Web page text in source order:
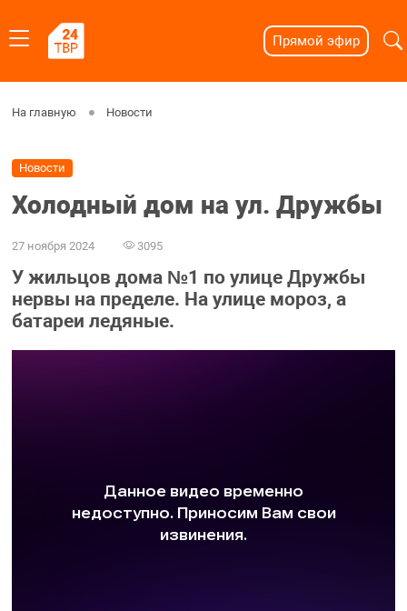
Прямой эфир
На главную Новости
Новости
Холодный дом на ул. Дружбы
27 ноября 2024 3095
У жильцов дома №1 по улице Дружбы
нервы на пределе. На улице мороз, а
батареи ледяные.